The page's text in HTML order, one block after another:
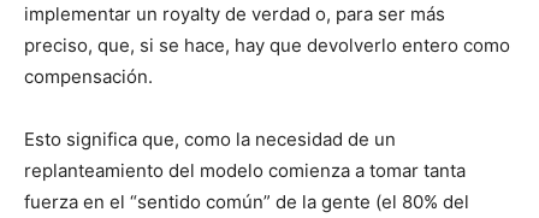
implementar un royalty de verdad o, para ser más
preciso, que, si se hace, hay que devolverlo entero como
compensación.
Esto significa que, como la necesidad de un
replanteamiento del modelo comienza a tomar tanta
fuerza en el “sentido común” de la gente (el 80% del